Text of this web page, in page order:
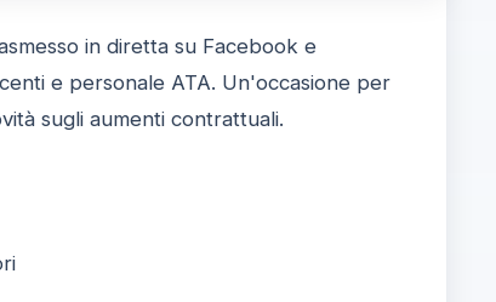
in diretta su Facebook e
e personale ATA. Un'occasione per
sugli aumenti contrattuali.